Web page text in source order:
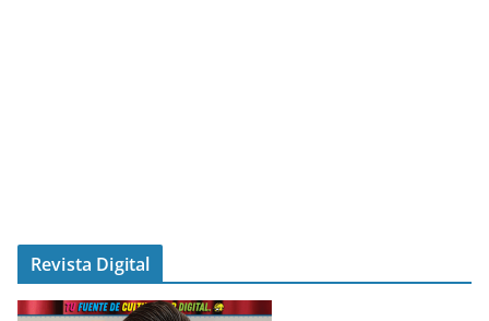
Revista Digital